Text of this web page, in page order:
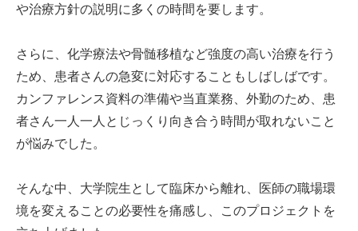
や治療方針の説明に多くの時間を要します。
さらに、化学療法や骨髄移植など強度の高い治療を行う
ため、患者さんの急変に対応することもしばしばです。
カンファレンス資料の準備や当直業務、外勤のため、患
者さん一人一人とじっくり向き合う時間が取れないこと
が悩みでした。
そんな中、大学院生として臨床から離れ、医師の職場環
境を変えることの必要性を痛感し、このプロジェクトを